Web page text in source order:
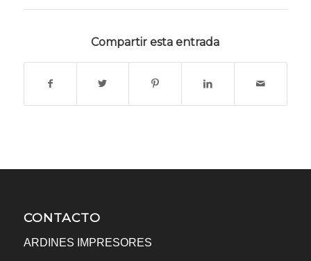
Compartir esta entrada
CONTACTO
ARDINES IMPRESORES